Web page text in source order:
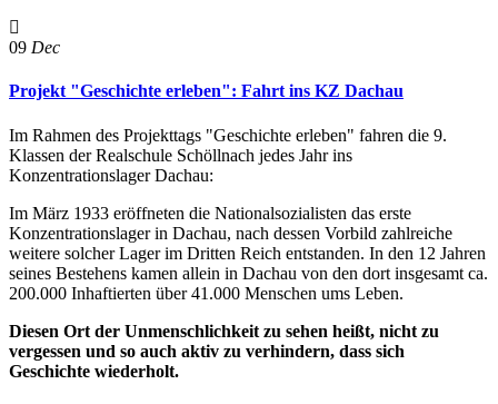
09 Dec
Projekt "Geschichte erleben": Fahrt ins KZ Dachau
Im Rahmen des Projekttags "Geschichte erleben" fahren die 9.
Klassen der Realschule Schöllnach jedes Jahr ins
Konzentrationslager Dachau:
Im März 1933 eröffneten die Nationalsozialisten das erste
Konzentrationslager in Dachau, nach dessen Vorbild zahlreiche
weitere solcher Lager im Dritten Reich entstanden. In den 12 Jahren
seines Bestehens kamen allein in Dachau von den dort insgesamt ca.
200.000 Inhaftierten über 41.000 Menschen ums Leben.
Diesen Ort der Unmenschlichkeit zu sehen heißt, nicht zu
vergessen und so auch aktiv zu verhindern, dass sich
Geschichte wiederholt.